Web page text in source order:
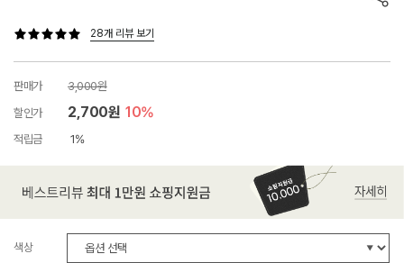
28개 리뷰 보기
판매가
3,000원
할인가
2,700원 10%
적립금 1%
색상